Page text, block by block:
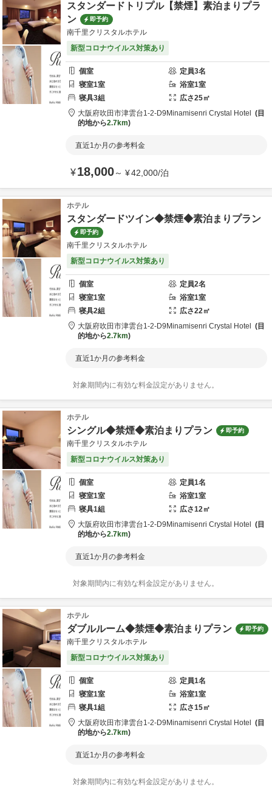
スタンダードトリプル【禁煙】素泊まりプラ
ン
即予約
南千里クリスタルホテル
新型コロナウイルス対策あり
個室 定員3名
寝室1室 浴室1室
寝具3組 広さ25㎡
大阪府吹田市津雲台1-2-D9 Minamisenri Crystal Hotel
目
的地から2.7km
直近1か月の参考料金
¥18,000～ ¥42,000/泊
ホテル
スタンダードツイン◆禁煙◆素泊まりプラン
即予約
南千里クリスタルホテル
新型コロナウイルス対策あり
個室 定員2名
寝室1室 浴室1室
寝具2組 広さ22㎡
大阪府吹田市津雲台1-2-D9 Minamisenri Crystal Hotel
目
的地から2.7km
直近1か月の参考料金
対象期間内に有効な料金設定がありません。
ホテル
シングル◆禁煙◆素泊まりプラン 即予約
南千里クリスタルホテル
新型コロナウイルス対策あり
個室 定員1名
寝室1室 浴室1室
寝具1組 広さ12㎡
大阪府吹田市津雲台1-2-D9 Minamisenri Crystal Hotel
目
的地から2.7km
直近1か月の参考料金
対象期間内に有効な料金設定がありません。
ホテル
ダブルルーム◆禁煙◆素泊まりプラン 即予約
南千里クリスタルホテル
新型コロナウイルス対策あり
個室 定員1名
寝室1室 浴室1室
寝具1組 広さ15㎡
大阪府吹田市津雲台1-2-D9 Minamisenri Crystal Hotel
目
的地から2.7km
直近1か月の参考料金
対象期間内に有効な料金設定がありません。